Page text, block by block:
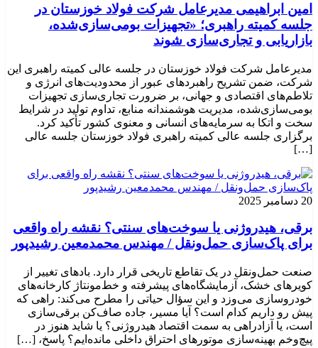
امین ابراهیمی مدیرعامل شرکت فولاد خوزستان در
جلسه کمیته راهبری؛ «تجهیزات بومی‌سازی‌شده،
بازاریابی و تجاری‌سازی شوند
مدیرعامل شرکت فولاد خوزستان در جلسه عالی کمیته راهبری این
شرکت، ضمن تشریح راهبردهای عبور از محدودیت‌های انرژی و
تلاطم‌های اقتصادی و جهانی، بر ضرورت تجاری‌سازی تجهیزات
بومی‌سازی‌شده، مدیریت هوشمندانه منابع، تداوم تولید در شرایط
سخت و اتکا به سرمایه‌های انسانی و معنوی کشور تأکید کرد.
برگزاری جلسه عالی کمیته راهبری فولاد خوزستان جلسه عالی
[…]
20 دسامبر 2025
برقی، هیدروژنی یا سوخت‌های سنتی؟ نقشه راه واقعی
برای پاک‌سازی حمل‌ونقل / مهندس محمدمعین رشیدپور
صنعت حمل‌ونقل در یک تقاطع تاریخی قرار دارد. بادهای تغییر از
کویرهای خشک، آزمایشگاه‌های پیشرفته و خط‌مونتاژ کارخانه‌های
خودروسازی می‌وزد و این سؤال حیاتی را مطرح می‌کند: راهی که
پیش رو داریم کدام است؟ آیا مسیر، جاده صاف‌کن برقی‌سازی
است، یا آزادراهی به سمت اقتصاد هیدروژنی؟ یا شاید هنوز در
پیچ‌وخم بهینه‌سازی موتورهای احتراق داخلی مانده‌ایم؟ پاسخ، […]